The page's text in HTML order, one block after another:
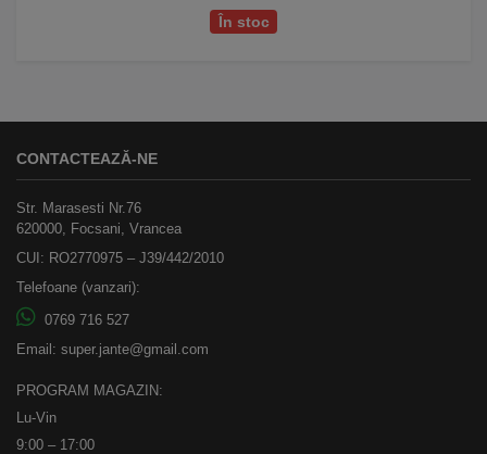
În stoc
CONTACTEAZĂ-NE
Str. Marasesti Nr.76
620000, Focsani, Vrancea
CUI: RO2770975 – J39/442/2010
Telefoane (vanzari):
0769 716 527
Email: super.jante@gmail.com
PROGRAM MAGAZIN:
Lu-Vin
9:00 – 17:00